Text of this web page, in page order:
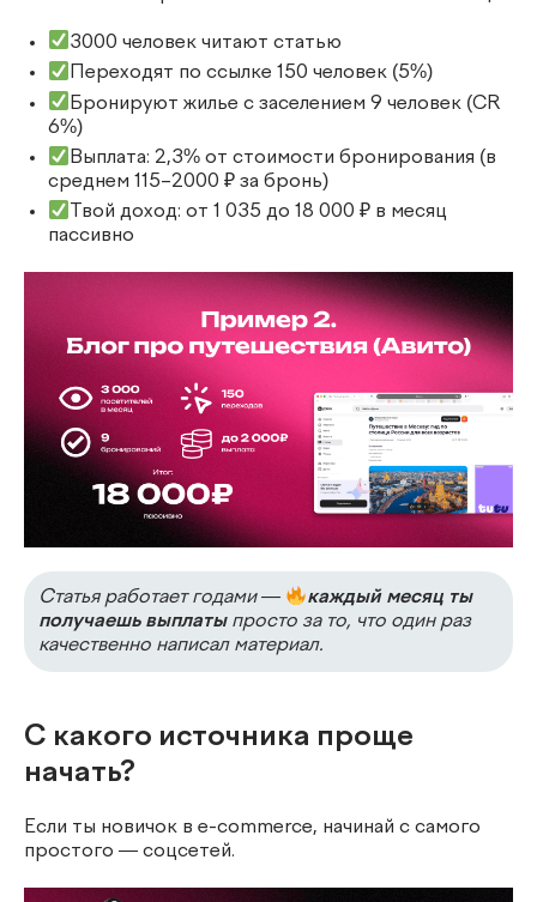
3000 человек читают статью
Переходят по ссылке 150 человек (5%)
Бронируют жилье с заселением 9 человек (CR
6%)
Выплата: 2,3% от стоимости бронирования (в
среднем 115–2000 ₽ за бронь)
Твой доход: от 1 035 до 18 000 ₽ в месяц
пассивно
Статья работает годами —
каждый месяц ты
получаешь выплатыпросто за то, что один раз
качественно написал материал.
С какого источника проще
начать?
Если ты новичок в e-commerce, начинай с самого
простого — соцсетей.